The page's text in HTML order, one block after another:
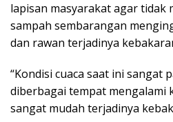
lapisan masyarakat agar tidak
sampah sembarangan
dan rawan terjadinya
“Kondisi cuaca saat ini sangat
diberbagai tempat mengalami
sangat mudah terjadinya